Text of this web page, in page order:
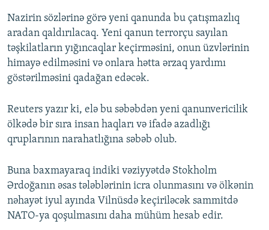
Nazirin sözlərinə görə yeni qanunda bu çatışmazlıq
aradan qaldırılacaq. Yeni qanun terrorçu sayılan
təşkilatların yığıncaqlar keçirməsini, onun üzvlərinin
himayə edilməsini və onlara hətta ərzaq yardımı
göstərilməsini qadağan edəcək.
Reuters yazır ki, elə bu səbəbdən yeni qanunvericilik
ölkədə bir sıra insan haqları və ifadə azadlığı
qruplarının narahatlığına səbəb olub.
Buna baxmayaraq indiki vəziyyətdə Stokholm
Ərdoğanın əsas tələblərinin icra olunmasını və ölkənin
nəhayət iyul ayında Vilnüsdə keçiriləcək sammitdə
NATO-ya qoşulmasını daha mühüm hesab edir.